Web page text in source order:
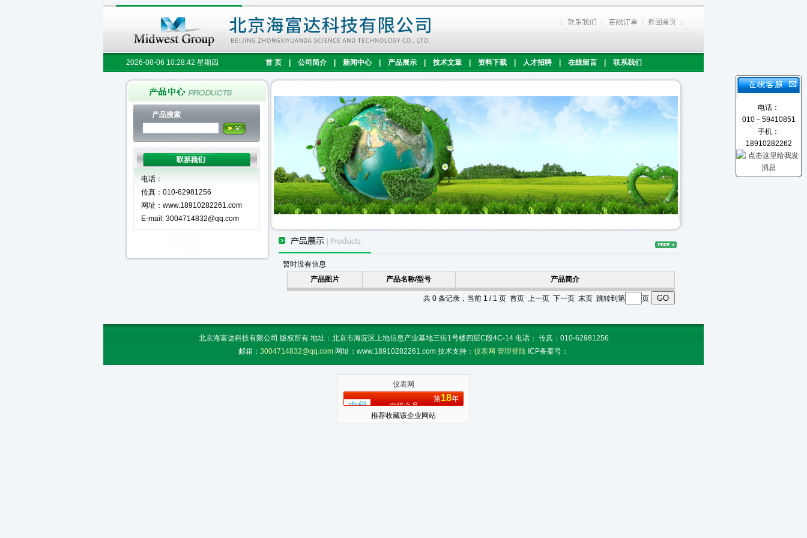
2026-08-06 10:28:42 星期四 首 页 公司简介 新闻中心 产品展示 技术文章 资料下载 人才招聘 在线留言 联系我们
产品搜索
电话：
传真：010-62981256
网址：www.18910282261.com
E-mail: 3004714832@qq.com
暂时没有信息
产品图片
产品名称/型号 产品简介
共 0 条记录，当前 1 / 1 页 首页 上一页 下一页 末页 跳转到第 页
北京海富达科技有限公司 版权所有 地址：北京市海淀区上地信息产业基地三街1号楼四层C段4C-14 电话： 传真：010-62981256
邮箱： 3004714832@qq.com 网址：www.18910282261.com 技术支持： 仪表网 管理登陆 ICP备案号：
电话：
010－59410851
手机：
18910282262
仪表网
中级会员
第18年
推荐收藏该企业网站